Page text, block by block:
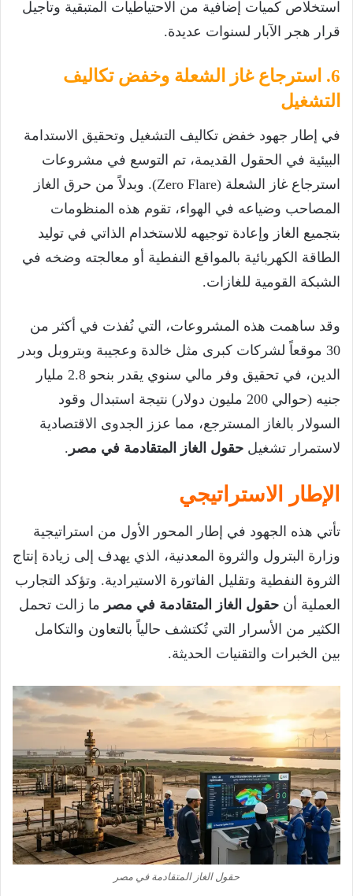
استخلاص كميات إضافية من الاحتياطيات المتبقية وتأجيل
قرار هجر الآبار لسنوات عديدة.
6. استرجاع غاز الشعلة وخفض تكاليف
التشغيل
في إطار جهود خفض تكاليف التشغيل وتحقيق الاستدامة
البيئية في الحقول القديمة، تم التوسع في مشروعات
استرجاع غاز الشعلة (Zero Flare). وبدلاً من حرق الغاز
المصاحب وضياعه في الهواء، تقوم هذه المنظومات
بتجميع الغاز وإعادة توجيهه للاستخدام الذاتي في توليد
الطاقة الكهربائية بالمواقع النفطية أو معالجته وضخه في
الشبكة القومية للغازات.
وقد ساهمت هذه المشروعات، التي نُفذت في أكثر من
30 موقعاً لشركات كبرى مثل خالدة وعجيبة وبتروبل وبدر
الدين، في تحقيق وفر مالي سنوي يقدر بنحو 2.8 مليار
جنيه (حوالي 200 مليون دولار) نتيجة استبدال وقود
السولار بالغاز المسترجع، مما عزز الجدوى الاقتصادية
لاستمرار تشغيل حقول الغاز المتقادمة في مصر .
الإطار الاستراتيجي
تأتي هذه الجهود في إطار المحور الأول من استراتيجية
وزارة البترول والثروة المعدنية، الذي يهدف إلى زيادة إنتاج
الثروة النفطية وتقليل الفاتورة الاستيرادية. وتؤكد التجارب
العملية أن حقول الغاز المتقادمة في مصر ما زالت تحمل
الكثير من الأسرار التي تُكتشف حالياً بالتعاون والتكامل
بين الخبرات والتقنيات الحديثة.
حقول الغاز المتقادمة في مصر